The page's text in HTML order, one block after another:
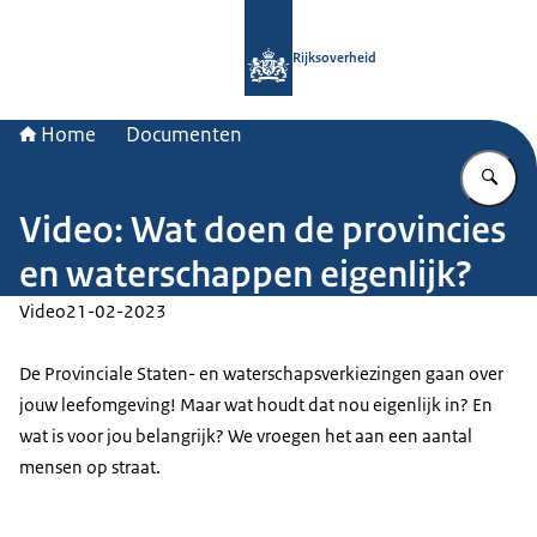
Rijksoverheid
Home Documenten
Video: Wat doen de provincies
en waterschappen eigenlijk?
Video21-02-2023
De Provinciale Staten- en waterschapsverkiezingen gaan over
jouw leefomgeving! Maar wat houdt dat nou eigenlijk in? En
wat is voor jou belangrijk? We vroegen het aan een aantal
mensen op straat.